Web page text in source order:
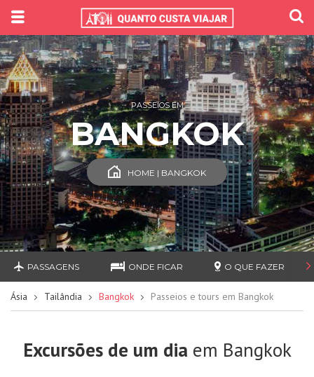
PASSEIOS EM
BANGKOK
HOME | BANGKOK
PASSAGENS ONDE FICAR O QUE FAZER
Ásia Tailândia Bangkok Passeios e tours em Bangkok
Excursões de um dia em Bangkok